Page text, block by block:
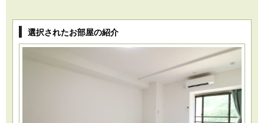
選択されたお部屋の紹介